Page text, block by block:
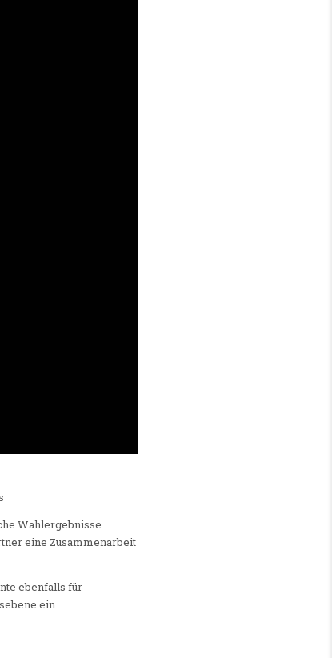
Wahlergebnisse
eine Zusammenarbeit
ebenfalls für
ein